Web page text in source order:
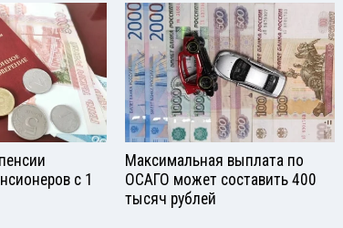
с 1
Максимальная выплата по
ОСАГО может составить 400
тысяч рублей